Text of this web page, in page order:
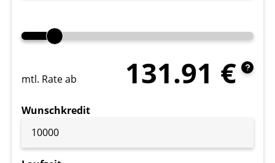
Wunschkredit
mtl. Rate ab 131.91 €